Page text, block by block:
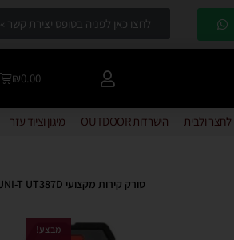
לחצו כאן לפניה בטופס יצירת קשר »
₪0.00
לחצר ולבית הישרדות OUTDOOR מיגון וציוד עזר
סורק קירות מקצועי UNI-T UT387D
מבצע!